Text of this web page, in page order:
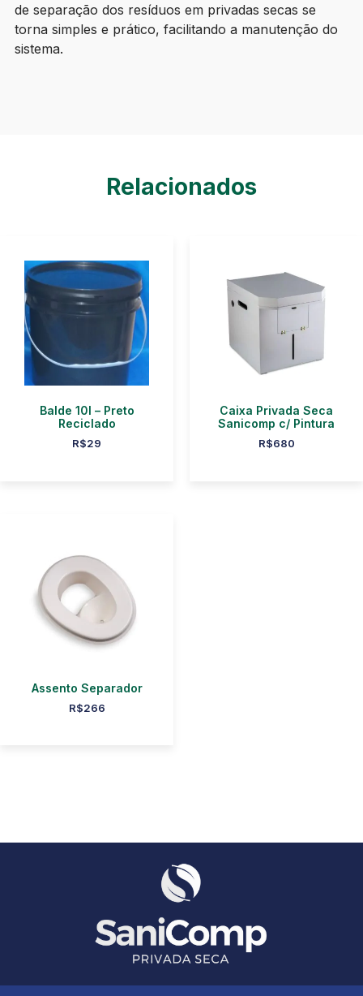
de separação dos resíduos em privadas secas se
torna simples e prático, facilitando a manutenção do
sistema.
Relacionados
Balde 10l – Preto
Reciclado
R$29
Caixa Privada Seca
Sanicomp c/ Pintura
R$680
Assento Separador
R$266